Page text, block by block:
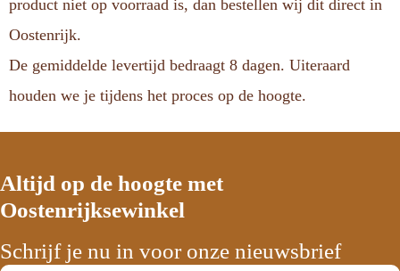
product niet op voorraad is, dan bestellen wij dit direct in
Oostenrijk.
De gemiddelde levertijd bedraagt 8 dagen. Uiteraard
houden we je tijdens het proces op de hoogte.
Altijd op de hoogte met
Oostenrijksewinkel
Schrijf je nu in voor onze nieuwsbrief